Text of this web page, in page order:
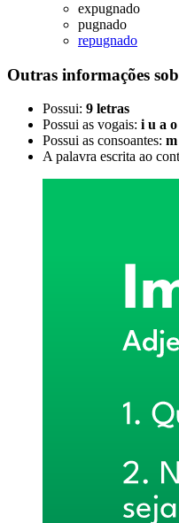
expugnado
pugnado
repugnado
Outras informações
Possui: 9 letras
Possui as vogais: i u a o
Possui as consoantes:
A palavra escrita ao